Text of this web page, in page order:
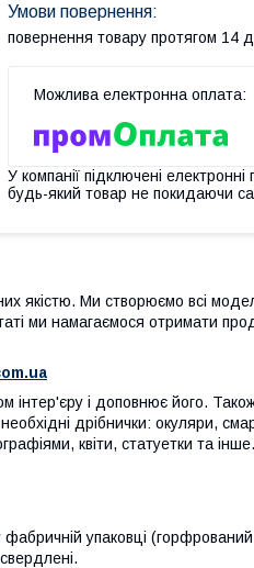
повернення товару протягом 14
У компанії підключені
будь-який товар не покидаючи
якістю. Ми створюємо всі
ми намагаємося отримати
і доповнює його.
дрібнички: окуляри,
квіти, статуетки та
упаковці